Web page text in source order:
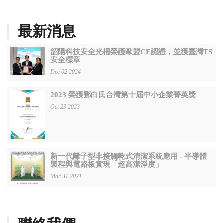
最新消息
韶陽科技安全光柵榮護歐盟CE認證，並獲臺灣TS
安全標章
Dec 02 2024
2023 榮獲鄧白氏台灣第十屆中小企業菁英獎
Oct 23 2023
新一代離子型非接觸乾式清潔系統應用 - 半導體
製程與電路板實現「超高潔淨度」
Mar 31 2021